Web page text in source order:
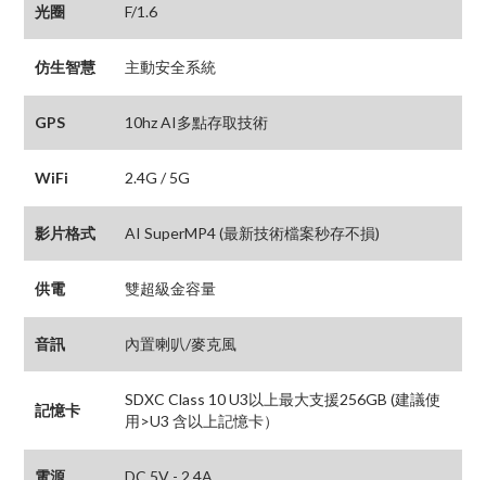
光圈 F/1.6
仿生智慧 主動安全系統
GPS 10hz AI多點存取技術
WiFi 2.4G / 5G
影片格式 AI SuperMP4 (最新技術檔案秒存不損)
供電 雙超級金容量
音訊 內置喇叭/麥克風
記憶卡
SDXC Class 10 U3以上最大支援256GB (建議使
用>U3 含以上記憶卡）
電源 DC 5V - 2.4A